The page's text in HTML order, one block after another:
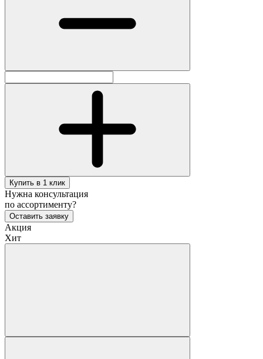
Купить в 1 клик
Нужна консультация
по ассортименту?
Оставить заявку
Акция
Хит